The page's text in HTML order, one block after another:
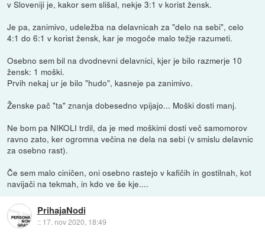
v Sloveniji je, kakor sem slišal, nekje 3:1 v korist žensk.
Je pa, zanimivo, udeležba na delavnicah za "delo na sebi", celo
4:1 do 6:1 v korist žensk, kar je mogoče malo težje razumeti.
Osebno sem bil na dvodnevni delavnici, kjer je bilo razmerje 10
žensk: 1 moški.
Prvih nekaj ur je bilo "hudo", kasneje pa zanimivo.
Ženske pač "ta" znanja dobesedno vpijajo... Moški dosti manj.
Ne bom pa NIKOLI trdil, da je med moškimi dosti več samomorov
ravno zato, ker ogromna večina ne dela na sebi (v smislu delavnic
za osebno rast).
Če sem malo ciničen, oni osebno rastejo v kafičih in gostilnah, kot
navijači na tekmah, in kdo ve še kje....
PrihajaNodi
:: 17. nov 2020, 18:49